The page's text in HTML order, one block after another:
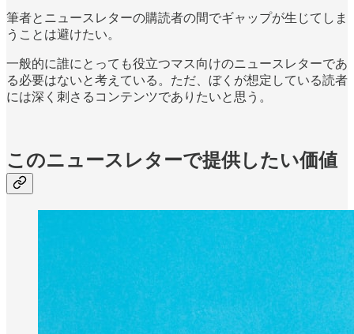
筆者とニュースレターの購読者の間でギャップが生じてしま
うことは避けたい。
一般的に誰にとっても役立つマス向けのニュースレターであ
る必要はないと考えている。ただ、ぼくが想定している読者
には深く刺さるコンテンツでありたいと思う。
このニュースレターで提供したい価値